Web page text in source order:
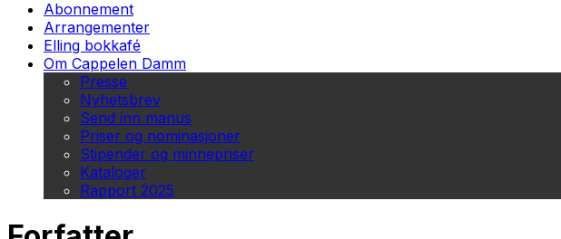
Abonnement
Arrangementer
Elling bokkafé
Om Cappelen Damm
Presse
Nyhetsbrev
Send inn manus
Priser og nominasjoner
Stipender og minnepriser
Kataloger
Rapport 2025